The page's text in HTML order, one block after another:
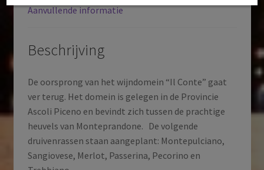
Italië
aantal
Aanvullende informatie
Beschrijving
De oorsprong van het wijndomein “Il Conte” gaat
ver terug. Het domein is gelegen in de Provincie
Ascoli Piceno en bevindt zich tussen de prachtige
heuvels van Monteprandone. De volgende
druivenrassen staan aangeplant: Montepulciano,
Sangiovese, Merlot, Passerina, Pecorino en